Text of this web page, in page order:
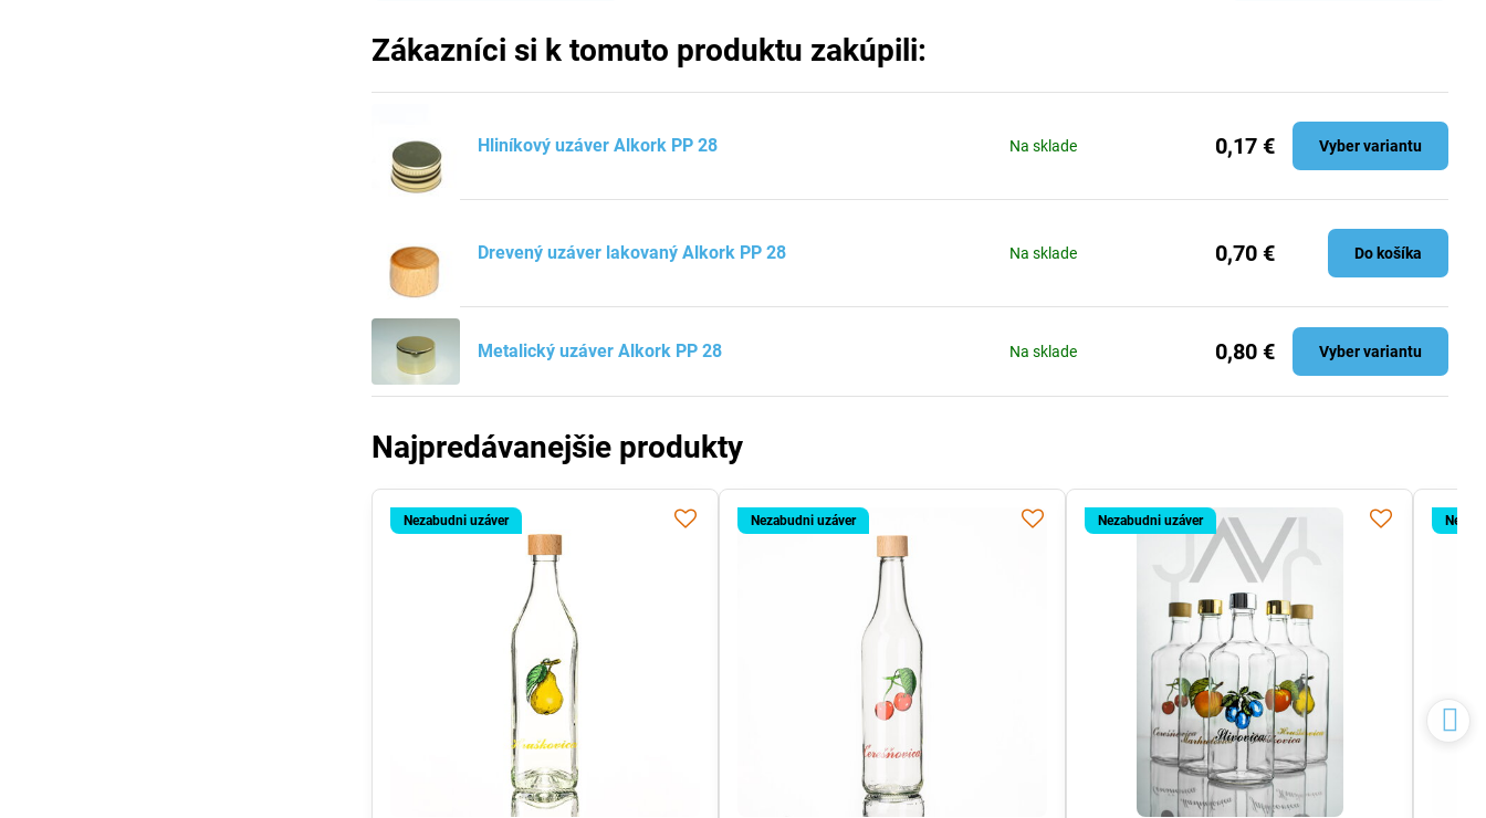
Zákazníci si k tomuto produktu zakúpili:
Hliníkový uzáver Alkork PP 28 Na sklade 0,17 € Vyber variantu
Drevený uzáver lakovaný Alkork PP 28 Na sklade 0,70 € Do košíka
Metalický uzáver Alkork PP 28 Na sklade 0,80 € Vyber variantu
Najpredávanejšie produkty
Nezabudni uzáver Nezabudni uzáver Nezabudni uzáver